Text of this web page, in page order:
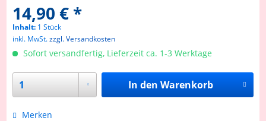
14,90 € *
Inhalt: 1 Stück
inkl. MwSt.zzgl. Versandkosten
Sofort versandfertig, Lieferzeit ca. 1-3 Werktage
In den Warenkorb
Merken